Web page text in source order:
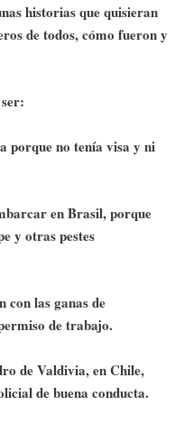
historias que quisieran
de todos, cómo fueron y
porque no tenía visa y ni
en Brasil, porque
y otras pestes
con las ganas de
de trabajo.
de Valdivia, en Chile,
de buena conducta.